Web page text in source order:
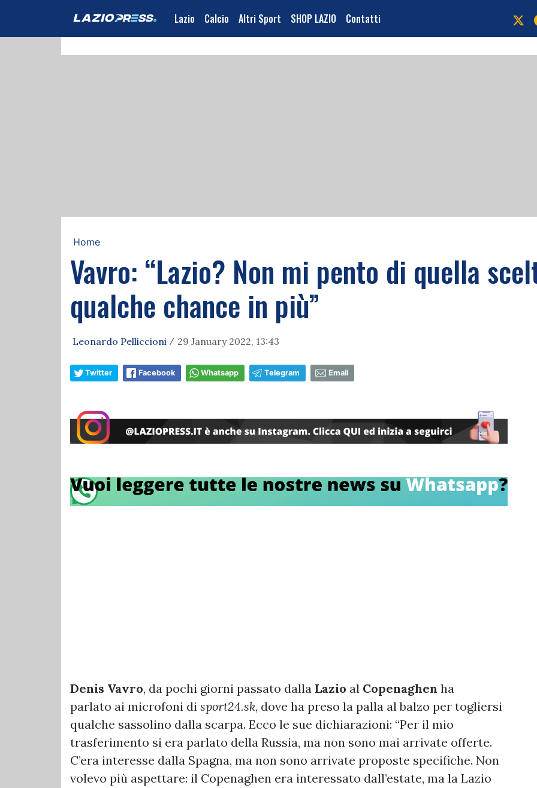
Lazio Calcio Altri Sport SHOP LAZIO Contatti
Home
Vavro: “Lazio? Non mi pento di quella
qualche chance in più”
Leonardo Pelliccioni / 29 January 2022, 13:43
Twitter Facebook Whatsapp Telegram Email
Denis Vavro, da pochi giorni passato dalla Lazio al Copenaghen ha
parlato ai microfoni di sport24.sk, dove ha preso la palla al balzo per togliersi
qualche sassolino dalla scarpa. Ecco le sue dichiarazioni: “Per il mio
trasferimento si era parlato della Russia, ma non sono mai arrivate offerte.
C’era interesse dalla Spagna, ma non sono arrivate proposte specifiche. Non
volevo più aspettare: il Copenaghen era interessato dall’estate, ma la Lazio